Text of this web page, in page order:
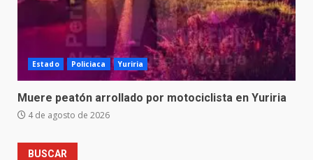
Estado Policiaca Yuriria
Muere peatón arrollado por motociclista en Yuriria
4 de agosto de 2026
BUSCAR